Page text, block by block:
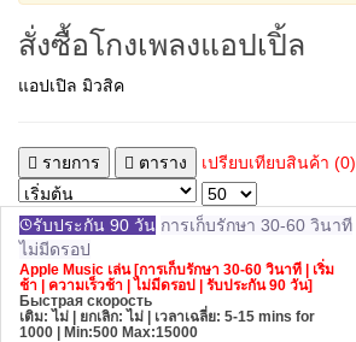
สั่งซื้อโกงเพลงแอปเปิ้ล
แอปเปิล มิวสิค
รายการ ตาราง เปรียบเทียบสินค้า (0)
รับประกัน 90 วัน การเก็บรักษา 30-60 วินาที
ไม่มีดรอป
Apple Music เล่น [การเก็บรักษา 30-60 วินาที | เริ่ม
ช้า | ความเร็วช้า | ไม่มีดรอป | รับประกัน 90 วัน]
Быстрая скорость
เติม: ไม่ | ยกเลิก: ไม่ | เวลาเฉลี่ย: 5-15 mins for
1000
| Min:500 Max:15000